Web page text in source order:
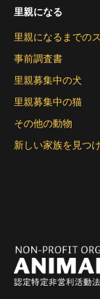
里親になる
里親になるまでの
事前調査書
里親募集中の犬
里親募集中の猫
その他の動物
新しい家族を見つ